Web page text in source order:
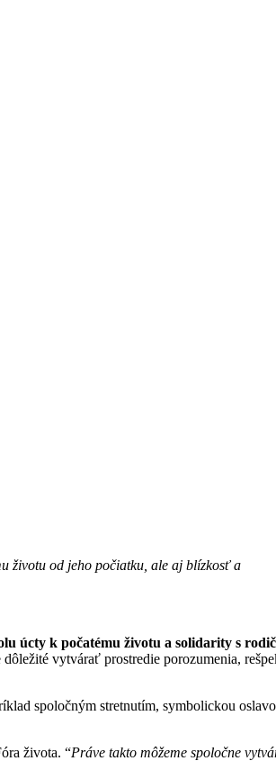
životu od jeho počiatku, ale aj blízkosť a
úcty k počatému životu a solidarity s
vytvárať prostredie porozumenia,
spoločným stretnutím, symbolickou
života. “Práve takto môžeme spoločne